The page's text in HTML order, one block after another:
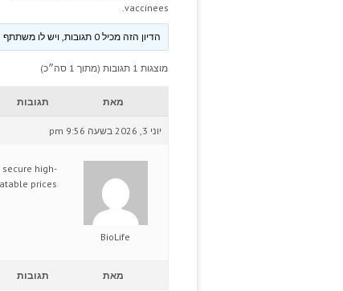
vaccinees.
הדיון הזה מכיל 0 תגובות, ויש לו משתתף 1, והוא עודכן לאחרונה ע״י
מוצגות 1 תגובות (מתוך 1 סה״כ)
מאת תגובות
יוני 3, 2026 בשעה 9:56 pm
BioLife
secure high-
prices.
מאת תגובות